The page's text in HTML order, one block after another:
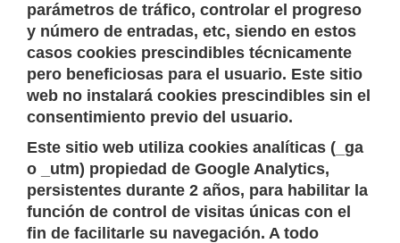
parámetros de tráfico, controlar el progreso
y número de entradas, etc, siendo en estos
casos cookies prescindibles técnicamente
pero beneficiosas para el usuario. Este sitio
web no instalará cookies prescindibles sin el
consentimiento previo del usuario.
Este sitio web utiliza cookies analíticas (_ga
o _utm) propiedad de Google Analytics,
persistentes durante 2 años, para habilitar la
función de control de visitas únicas con el
fin de facilitarle su navegación. A todo